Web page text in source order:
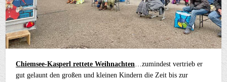
Chiemsee-Kasperl rettete Weihnachten…zumindest vertrieb er
gut gelaunt den großen und kleinen Kindern die Zeit bis zur